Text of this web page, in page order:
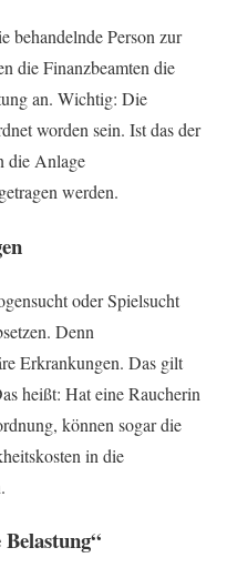
behandelnde Person zur
die Finanzbeamten die
an. Wichtig: Die
worden sein. Ist das der
die Anlage
werden.
oder Spielsucht
Denn
Erkrankungen. Das gilt
heißt: Hat eine Raucherin
können sogar die
in die